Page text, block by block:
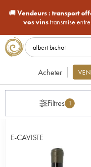
🚚Vendeurs : transport
vos vinstransmise
Acheter
Filtres 1
E-CAVISTE